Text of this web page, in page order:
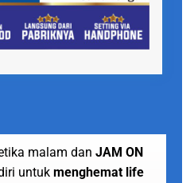
malam dan JAM ON
untuk menghemat life